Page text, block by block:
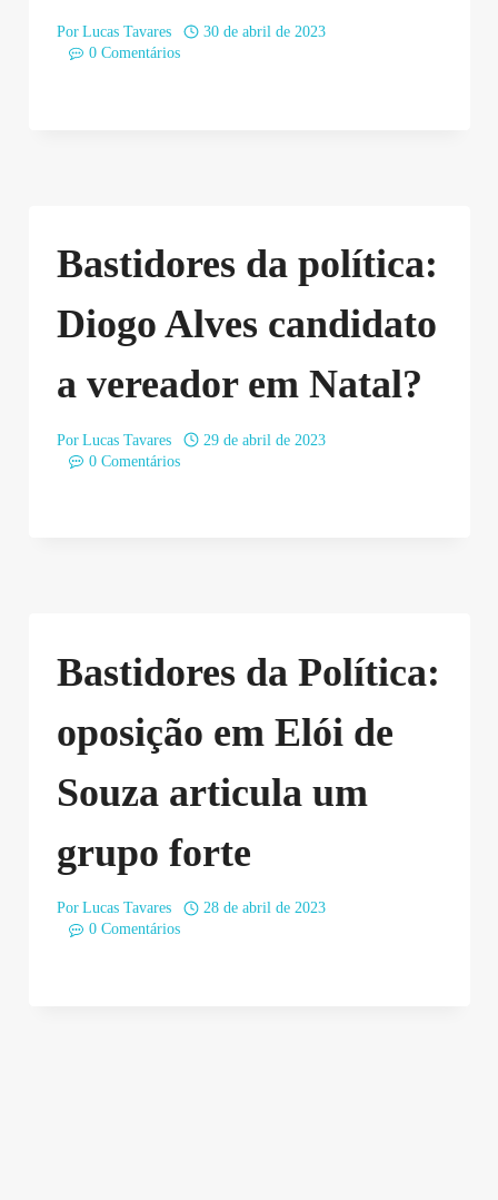
Por Lucas Tavares
30 de abril de 2023
0 Comentários
Bastidores da política:
Diogo Alves candidato
a vereador em Natal?
Por Lucas Tavares
29 de abril de 2023
0 Comentários
Bastidores da Política:
oposição em Elói de
Souza articula um
grupo forte
Por Lucas Tavares
28 de abril de 2023
0 Comentários